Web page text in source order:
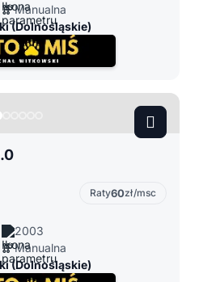
Manualna
(Dolnośląskie)
Raty60zł/msc
2003
Manualna
(Dolnośląskie)